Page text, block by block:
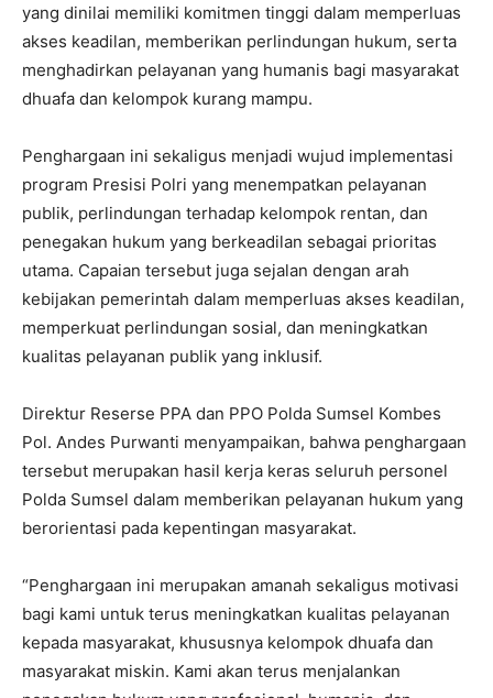
yang dinilai memiliki komitmen tinggi dalam memperluas
akses keadilan, memberikan perlindungan hukum, serta
menghadirkan pelayanan yang humanis bagi masyarakat
dhuafa dan kelompok kurang mampu.
Penghargaan ini sekaligus menjadi wujud implementasi
program Presisi Polri yang menempatkan pelayanan
publik, perlindungan terhadap kelompok rentan, dan
penegakan hukum yang berkeadilan sebagai prioritas
utama. Capaian tersebut juga sejalan dengan arah
kebijakan pemerintah dalam memperluas akses keadilan,
memperkuat perlindungan sosial, dan meningkatkan
kualitas pelayanan publik yang inklusif.
Direktur Reserse PPA dan PPO Polda Sumsel Kombes
Pol. Andes Purwanti menyampaikan, bahwa penghargaan
tersebut merupakan hasil kerja keras seluruh personel
Polda Sumsel dalam memberikan pelayanan hukum yang
berorientasi pada kepentingan masyarakat.
“Penghargaan ini merupakan amanah sekaligus motivasi
bagi kami untuk terus meningkatkan kualitas pelayanan
kepada masyarakat, khususnya kelompok dhuafa dan
masyarakat miskin. Kami akan terus menjalankan